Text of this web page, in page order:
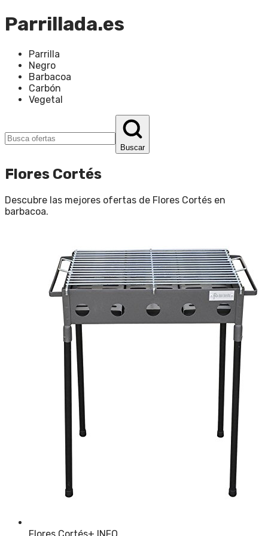
Parrillada.es
Parrilla
Negro
Barbacoa
Carbón
Vegetal
Buscar
Flores Cortés
Descubre las mejores ofertas de Flores Cortés en
barbacoa.
Flores Cortés+ INFO